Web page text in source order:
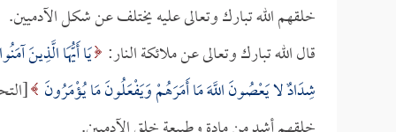
خلقهم الله تبارك وتعالى عليه يختلف عن شكل الآدميين.
قال الله تبارك وتعالى عن ملائكة النار: يَا أَيُّهَا الَّذِينَ
شِدَادٌ لا يَعْصُونَ اللَّهَ مَا أَمَرَهُمْ وَيَفْعَلُونَ مَا يُؤْمَرُونَ